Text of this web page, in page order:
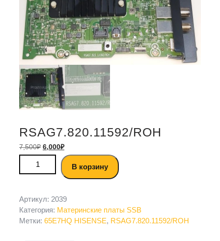
RSAG7.820.11592/ROH
7,500₽ 6,000₽
В корзину
Артикул: 2039
Категория: Материнские платы SSB
Метки: 65Е7HQ HISENSE, RSAG7.820.11592/ROH